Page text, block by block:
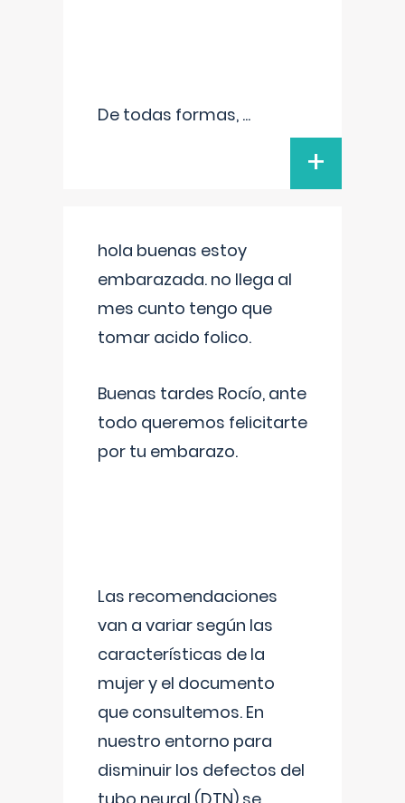
De todas formas, ...
+
hola buenas estoy
embarazada. no llega al
mes cunto tengo que
tomar acido folico.
Buenas tardes Rocío, ante
todo queremos felicitarte
por tu embarazo.
Las recomendaciones
van a variar según las
características de la
mujer y el documento
que consultemos. En
nuestro entorno para
disminuir los defectos del